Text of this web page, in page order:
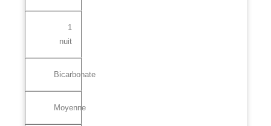
1
nuit
Bicarbonate
Moyenne